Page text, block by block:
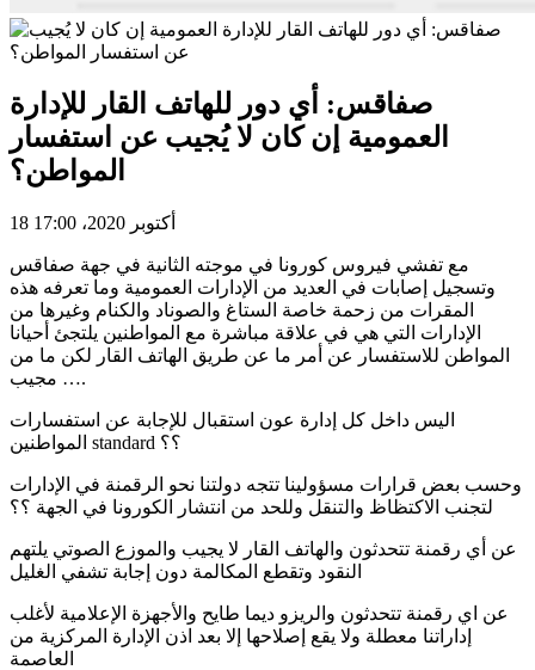
صفاقس: أي دور للهاتف القار للإدارة
العمومية إن كان لا يُجيب عن استفسار
المواطن؟
18 أكتوبر 2020، 17:00
مع تفشي فيروس كورونا في موجته الثانية في جهة صفاقس
وتسجيل إصابات في العديد من الإدارات العمومية وما تعرفه هذه
المقرات من زحمة خاصة الستاغ والصوناد والكنام وغيرها من
الإدارات التي هي في علاقة مباشرة مع المواطنين يلتجئ أحيانا
المواطن للاستفسار عن أمر ما عن طريق الهاتف القار لكن ما من
مجيب ….
اليس داخل كل إدارة عون استقبال للإجابة عن استفسارات
المواطنين standard ؟؟
وحسب بعض قرارات مسؤولينا تتجه دولتنا نحو الرقمنة في الإدارات
لتجنب الاكتظاظ والتنقل وللحد من انتشار الكورونا في الجهة ؟؟
عن أي رقمنة تتحدثون والهاتف القار لا يجيب والموزع الصوتي يلتهم
النقود وتقطع المكالمة دون إجابة تشفي الغليل
عن اي رقمنة تتحدثون والريزو ديما طايح والأجهزة الإعلامية لأغلب
إداراتنا معطلة ولا يقع إصلاحها إلا بعد اذن الإدارة المركزية من
العاصمة